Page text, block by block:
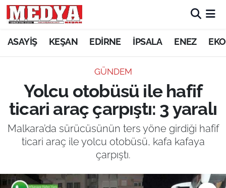
ASAYİŞ KEŞAN EDİRNE İPSALA ENEZ
GÜNDEM
Yolcu otobüsü ile hafif
ticari araç çarpıştı: 3 yaralı
Malkara’da sürücüsünün ters yöne girdiği hafif
ticari araç ile yolcu otobüsü, kafa kafaya
çarpıştı.
KEŞAN
ASAYİŞ
SİYASET
GÜNDEM